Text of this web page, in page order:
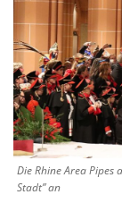
Die Rhine Area Pipes
Stadt” an